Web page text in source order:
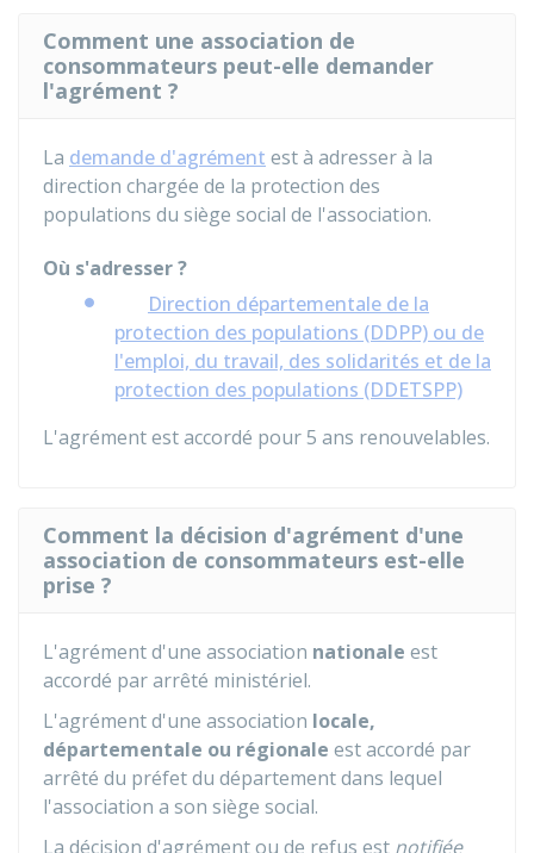
Comment une association de
consommateurs peut-elle demander
l'agrément ?
La demande d'agrément est à adresser à la
direction chargée de la protection des
populations du siège social de l'association.
Où s'adresser ?
Direction départementale de la
protection des populations (DDPP) ou de
l'emploi, du travail, des solidarités et de la
protection des populations (DDETSPP)
L'agrément est accordé pour 5 ans renouvelables.
Comment la décision d'agrément d'une
association de consommateurs est-elle
prise ?
L'agrément d'une association nationale est
accordé par arrêté ministériel.
L'agrément d'une association locale,
départementale ou régionale est accordé par
arrêté du préfet du département dans lequel
l'association a son siège social.
La décision d'agrément ou de refus est notifiée